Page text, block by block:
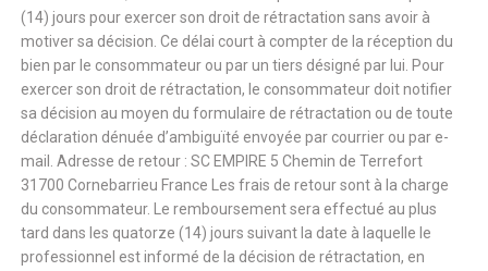
(14) jours pour exercer son droit de rétractation sans avoir à
motiver sa décision. Ce délai court à compter de la réception du
bien par le consommateur ou par un tiers désigné par lui. Pour
exercer son droit de rétractation, le consommateur doit notifier
sa décision au moyen du formulaire de rétractation ou de toute
déclaration dénuée d’ambiguïté envoyée par courrier ou par e-
mail. Adresse de retour : SC EMPIRE 5 Chemin de Terrefort
31700 Cornebarrieu France Les frais de retour sont à la charge
du consommateur. Le remboursement sera effectué au plus
tard dans les quatorze (14) jours suivant la date à laquelle le
professionnel est informé de la décision de rétractation, en